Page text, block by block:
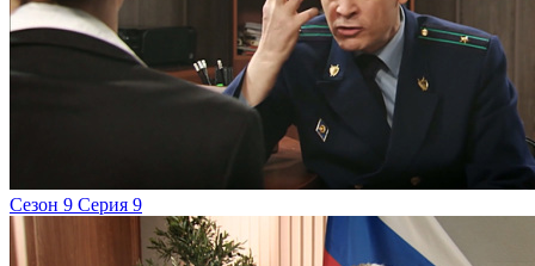
Сезон 9 Серия 9